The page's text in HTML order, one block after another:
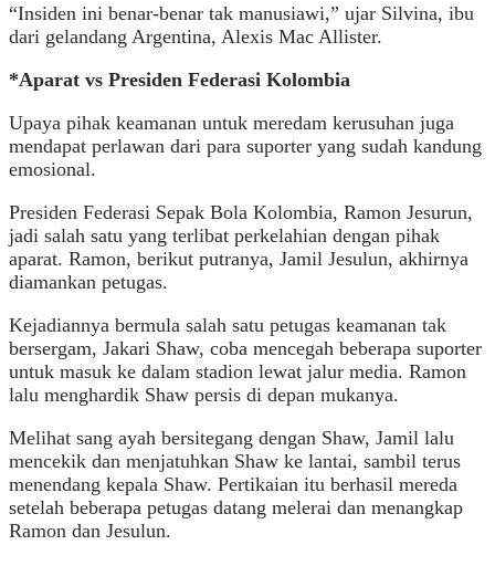
“Insiden ini benar-benar tak manusiawi,” ujar Silvina, ibu
dari gelandang Argentina, Alexis Mac Allister.
*Aparat vs Presiden Federasi Kolombia
Upaya pihak keamanan untuk meredam kerusuhan juga
mendapat perlawan dari para suporter yang sudah kandung
emosional.
Presiden Federasi Sepak Bola Kolombia, Ramon Jesurun,
jadi salah satu yang terlibat perkelahian dengan pihak
aparat. Ramon, berikut putranya, Jamil Jesulun, akhirnya
diamankan petugas.
Kejadiannya bermula salah satu petugas keamanan tak
bersergam, Jakari Shaw, coba mencegah beberapa suporter
untuk masuk ke dalam stadion lewat jalur media. Ramon
lalu menghardik Shaw persis di depan mukanya.
Melihat sang ayah bersitegang dengan Shaw, Jamil lalu
mencekik dan menjatuhkan Shaw ke lantai, sambil terus
menendang kepala Shaw. Pertikaian itu berhasil mereda
setelah beberapa petugas datang melerai dan menangkap
Ramon dan Jesulun.